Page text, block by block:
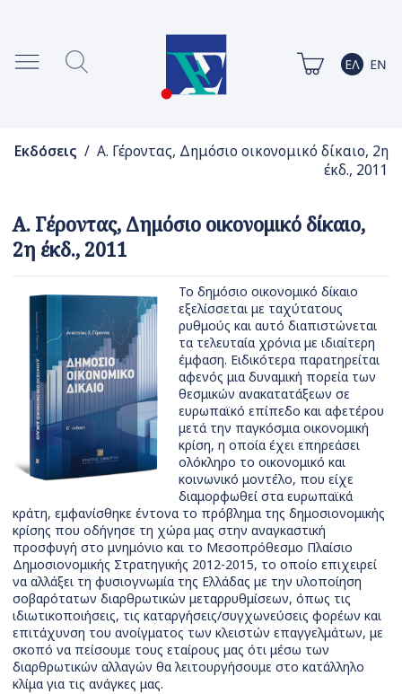
Εκδόσεις / Α. Γέροντας, Δημόσιο οικονομικό δίκαιο, 2η
έκδ., 2011
Α. Γέροντας, Δημόσιο οικονομικό δίκαιο,
2η έκδ., 2011
Το δημόσιο οικονομικό δίκαιο
εξελίσσεται με ταχύτατους
ρυθμούς και αυτό διαπιστώνεται
τα τελευταία χρόνια με ιδιαίτερη
έμφαση. Ειδικότερα παρατηρείται
αφενός μια δυναμική πορεία των
θεσμικών ανακατατάξεων σε
ευρωπαϊκό επίπεδο και αφετέρου
μετά την παγκόσμια οικονομική
κρίση, η οποία έχει επηρεάσει
ολόκληρο το οικονομικό και
κοινωνικό μοντέλο, που είχε
διαμορφωθεί στα ευρωπαϊκά
κράτη, εμφανίσθηκε έντονα το πρόβλημα της δημοσιονομικής
κρίσης που οδήγησε τη χώρα μας στην αναγκαστική
προσφυγή στο μνημόνιο και το Μεσοπρόθεσμο Πλαίσιο
Δημοσιονομικής Στρατηγικής 2012-2015, το οποίο επιχειρεί
να αλλάξει τη φυσιογνωμία της Ελλάδας με την υλοποίηση
σοβαρότατων διαρθρωτικών μεταρρυθμίσεων, όπως τις
ιδιωτικοποιήσεις, τις καταργήσεις/συγχωνεύσεις φορέων και
επιτάχυνση του ανοίγματος των κλειστών επαγγελμάτων, με
σκοπό να πείσουμε τους εταίρους μας ότι μέσω των
διαρθρωτικών αλλαγών θα λειτουργήσουμε στο κατάλληλο
κλίμα για τις ανάγκες μας.